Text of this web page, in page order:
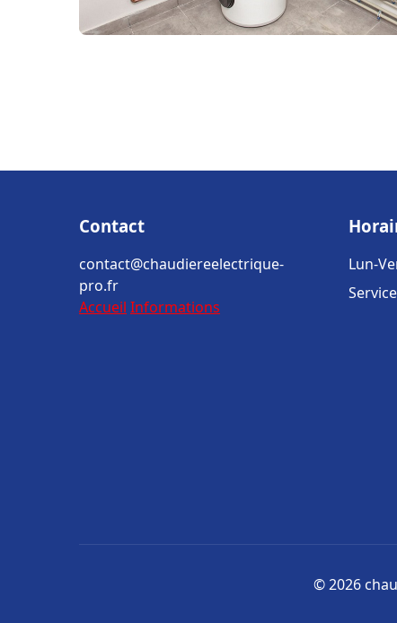
Contact
contact@chaudiereelectrique-
pro.fr
Accueil Informations
Lun-
© 2026